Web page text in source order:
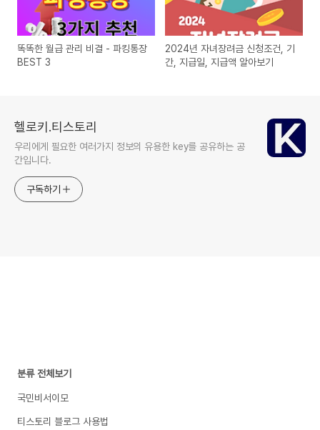
똑똑한 월급 관리 비결 - 파킹통장
BEST 3
2024년 자녀장려금 신청조건, 기
간, 지급일, 지급액 알아보기
헬로키.티스토리
우리에게 필요한 여러가지 정보의 유용한 key를 공유하는 공
간입니다.
구독하기
분류 전체보기
국민비서이모
티스토리 블로그 사용법